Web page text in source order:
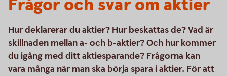
Frågor och svar om aktier
Hur deklarerar du aktier? Hur beskattas de? Vad är
skillnaden mellan a- och b-aktier? Och hur kommer
du igång med ditt aktiesparande? Frågorna kan
vara många när man ska börja spara i aktier. För att